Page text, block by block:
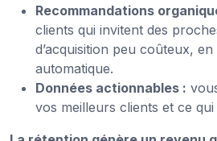
Recommandations
clients qui invitent des
d’acquisition peu coûteux,
automatique.
Données actionnables :
vos meilleurs clients et ce